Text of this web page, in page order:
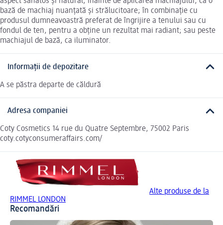
bază de machiaj nuanțată și strălucitoare; în combinație cu
produsul dumneavoastră preferat de îngrijire a tenului sau cu
fondul de ten, pentru a obține un rezultat mai radiant; sau peste
machiajul de bază, ca iluminator.
Informații de depozitare
A se păstra departe de căldură
Adresa companiei
Coty Cosmetics 14 rue du Quatre Septembre, 75002 Paris
coty.cotyconsumeraffairs.com/
Alte produse de la
RIMMEL LONDON
Recomandări